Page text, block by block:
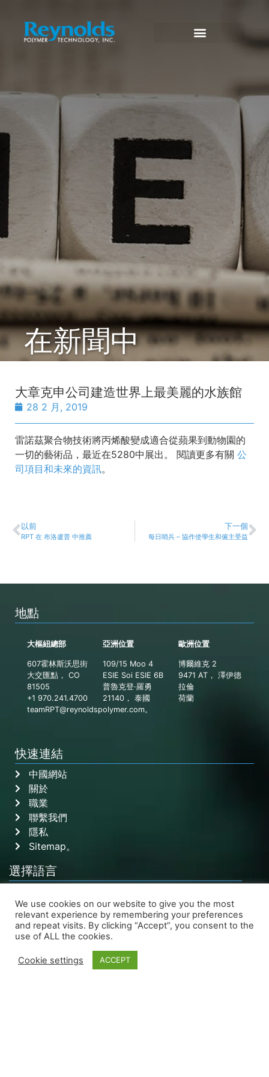
在新聞中
大章克申公司建造世界上最美麗的水族館
28 2 月, 2019
雷諾茲聚合物技術將丙烯酸變成適合從蘋果到動物園的
一切的藝術品，最近在5280中展出。 閱讀更多有關 公
司項目和未來的資訊。
以前
RPT 在 布洛盧普 中推薦
下一個
每日哨兵 – 協作使學生和僱主受益
地點
大樞紐總部
607霍林斯沃思街
大交匯點， CO
81505
+1 970.241.4700
teamRPT@reynoldspolymer.com。
亞洲位置
109/15 Moo 4
ESIE Soi ESIE 6B
普魯克登·羅勇
21140， 泰國
歐洲位置
博爾維克 2
9471 AT， 澤伊德
拉倫
荷蘭
快速連結
中國網站
關於
職業
聯繫我們
隱私
Sitemap。
選擇語言
English
關注我們
We use cookies on our website to give you the most
relevant experience by remembering your preferences
and repeat visits. By clicking “Accept”, you consent to the
use of ALL the cookies.
Cookie settings ACCEPT